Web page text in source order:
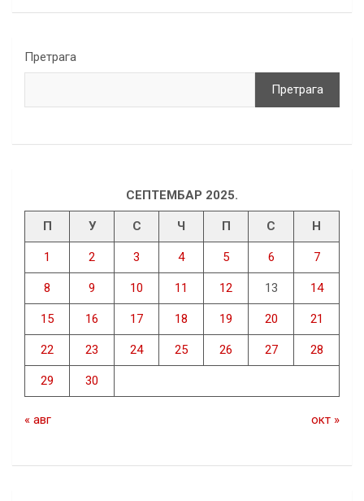
Претрага
Претрага
СЕПТЕМБАР 2025.
П У С Ч П С Н
1 2 3 4 5 6 7
8 9 10 11 12 13 14
15 16 17 18 19 20 21
22 23 24 25 26 27 28
29 30
« авг окт »